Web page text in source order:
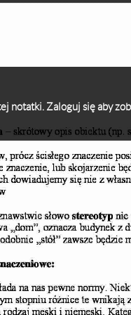
notatki. Zaloguj się aby